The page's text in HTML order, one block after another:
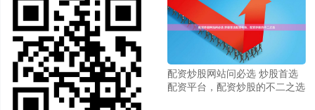
配资炒股网站问必选 炒股首选
配资平台，配资炒股的不二之选